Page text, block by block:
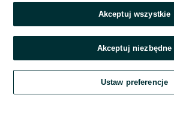
Zadzwoń / SMS
Szukaj Obserwujesz Dodaj
Akceptuj wszystkie
Akceptuj niezbędne
Ustaw preferencje